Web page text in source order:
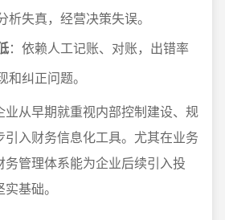
析失真，经营决策失误。
：依赖人工记账、对账，出错率
纠正问题。
业从早期就重视内部控制建设、规
引入财务信息化工具。尤其在业务
管理体系能为企业后续引入投
基础。